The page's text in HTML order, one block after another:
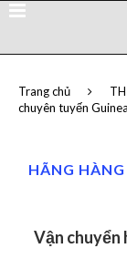
Trang chủ
chuyên tuyến
HÃNG
Vận chuyển